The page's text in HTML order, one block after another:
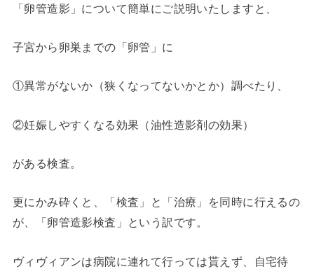
「卵管造影」について簡単にご説明いたしますと、
子宮から卵巣までの「卵管」に
①異常がないか（狭くなってないかとか）調べたり、
②妊娠しやすくなる効果（油性造影剤の効果）
がある検査。
更にかみ砕くと、「検査」と「治療」を同時に行えるの
が、「卵管造影検査」という訳です。
ヴィヴィアンは病院に連れて行っては貰えず、自宅待